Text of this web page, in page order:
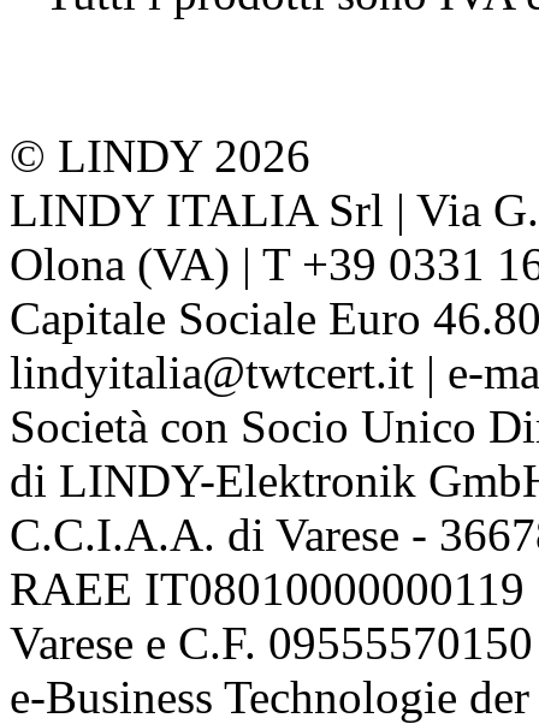
© LINDY 2026
LINDY ITALIA Srl | Via
Olona (VA) | T +39 0331
Capitale Sociale Euro
lindyitalia@twtcert.it | e-
Società con Socio Unico
di LINDY-Elektronik
C.C.I.A.A. di Varese -
RAEE
Varese e C.F. 09555570150
e-Business Technologie